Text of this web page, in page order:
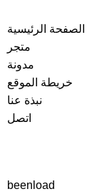
الصفحة الرئيسية
متجر
مدونة
خريطة الموقع
نبذة عنا
اتصل
beenload